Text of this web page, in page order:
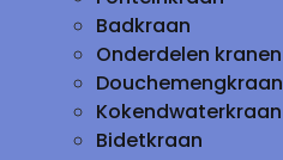
Badkraan
Onderdelen kranen
Douchemengkraan
Kokendwaterkraan
Bidetkraan